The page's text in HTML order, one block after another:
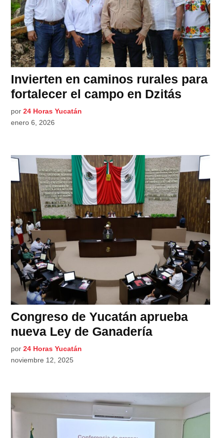
Invierten en caminos rurales para
fortalecer el campo en Dzitás
por 24 Horas Yucatán
enero 6, 2026
Congreso de Yucatán aprueba
nueva Ley de Ganadería
por 24 Horas Yucatán
noviembre 12, 2025